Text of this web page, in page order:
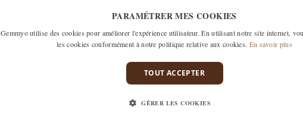
limitées : entrez dans les coulisses de la Maison grâce à
ce courrier exclusif de nous à vous.
PARAMÉTRER MES COOKIES
Gemmyo utilise des cookies pour améliorer l'expérience utilisateur. En utilisant notre site internet,
les cookies conformément à notre politique relative aux cookies. En savoir plus
TOUT ACCEPTER
GÉRER LES COOKIES